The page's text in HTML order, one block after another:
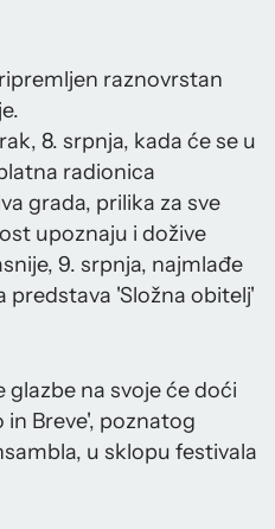
raznovrstan
8. srpnja, kada će se u
radionica
grada, prilika za sve
upoznaju i dožive
9. srpnja, najmlađe
predstava 'Složna obitelj'
na svoje će doći
in Breve', poznatog
u sklopu festivala